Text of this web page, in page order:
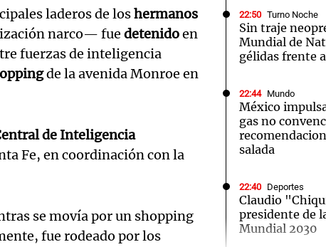
laderos de loshermanos
narco— fue detenidoen
fuerzas de inteligencia
de la avenida Monroe en
de Inteligencia
Fe, en coordinación con la
se movía por un shopping
fue rodeado por los
22:50 Turno Noche
Sin traje
Mundial de
gélidas frente
22:44 Mundo
México
gas no
salada
22:40 Deportes
Claudio
presidente de
Mundial 2030
en Cadena 3 El huracán de Arequito Cadena 3